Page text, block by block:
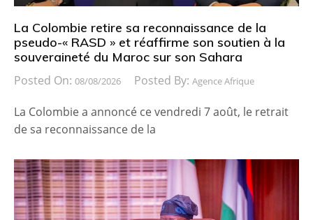
La Colombie retire sa reconnaissance de la
pseudo-« RASD » et réaffirme son soutien à la
souveraineté du Maroc sur son Sahara
Posted On: 08/08/2026 Posted By: Agence Afrique
La Colombie a annoncé ce vendredi 7 août, le retrait
de sa reconnaissance de la